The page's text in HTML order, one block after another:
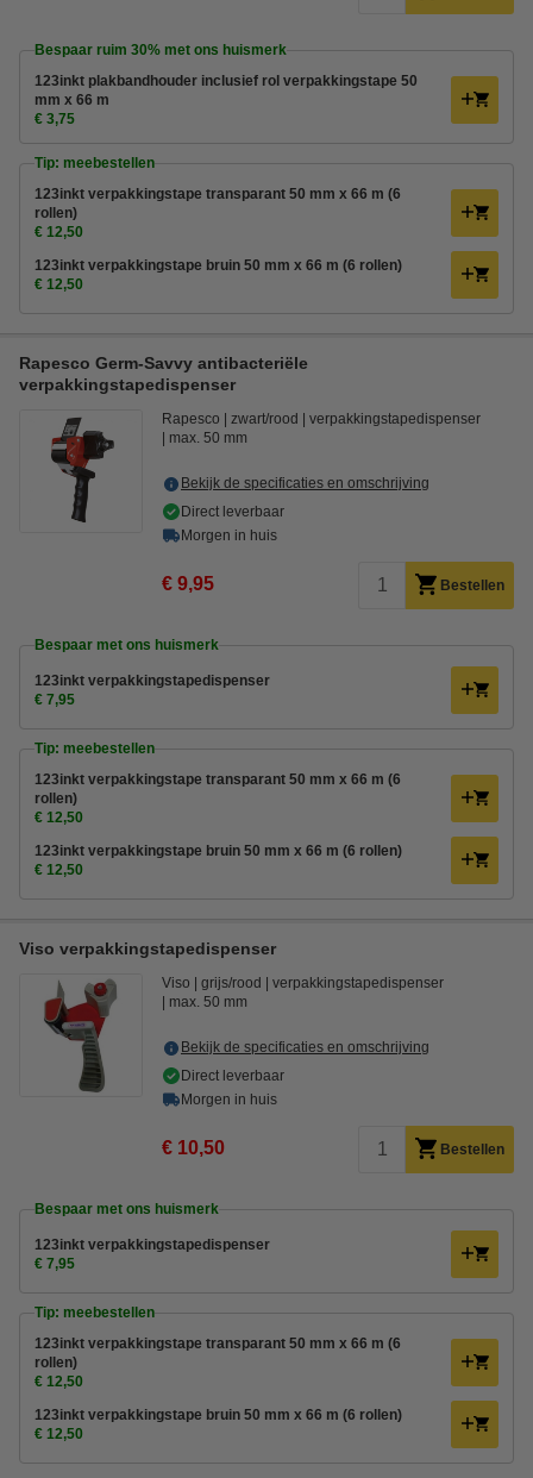
Bespaar ruim 30% met ons huismerk
123inkt plakbandhouder inclusief rol verpakkingstape 50
mm x 66 m
€ 3,75
Tip: meebestellen
123inkt verpakkingstape transparant 50 mm x 66 m (6
rollen)
€ 12,50
123inkt verpakkingstape bruin 50 mm x 66 m (6 rollen)
€ 12,50
Rapesco Germ-Savvy antibacteriële
verpakkingstapedispenser
Rapesco zwart/rood
verpakkingstapedispenser
max. 50 mm
Bekijk de specificaties en omschrijving
Direct leverbaar
Morgen in huis
€ 9,95 Bestellen
Bespaar met ons huismerk
123inkt verpakkingstapedispenser
€ 7,95
Tip: meebestellen
123inkt verpakkingstape transparant 50 mm x 66 m (6
rollen)
€ 12,50
123inkt verpakkingstape bruin 50 mm x 66 m (6 rollen)
€ 12,50
Viso verpakkingstapedispenser
Viso grijs/rood
verpakkingstapedispenser
max. 50 mm
Bekijk de specificaties en omschrijving
Direct leverbaar
Morgen in huis
€ 10,50 Bestellen
Bespaar met ons huismerk
123inkt verpakkingstapedispenser
€ 7,95
Tip: meebestellen
123inkt verpakkingstape transparant 50 mm x 66 m (6
rollen)
€ 12,50
123inkt verpakkingstape bruin 50 mm x 66 m (6 rollen)
€ 12,50